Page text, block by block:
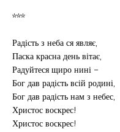
***
Радість з неба ся являє,
Паска красна день вітає,
Радуйтеся щиро нині –
Бог дав радість всій родині,
Бог дав радість нам з небес,
Христос воскрес!
Христос воскрес!